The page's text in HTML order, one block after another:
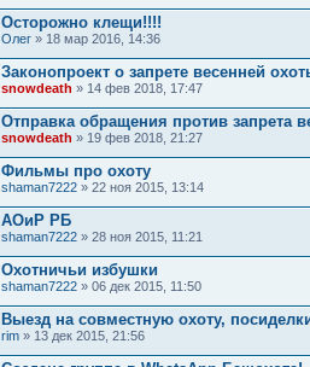
Осторожно клещи!!!!
Олег » 18 мар 2016, 14:36
Законопроект о запрете весенней
snowdeath » 14 фев 2018, 17:47
Отправка обращения против запрета
snowdeath » 19 фев 2018, 21:27
Фильмы про охоту
shaman7222 » 22 ноя 2015, 13:14
АОиР РБ
shaman7222 » 28 ноя 2015, 11:21
Охотничьи избушки
shaman7222 » 06 дек 2015, 11:50
Выезд на совместную охоту,
rim » 13 дек 2015, 21:56